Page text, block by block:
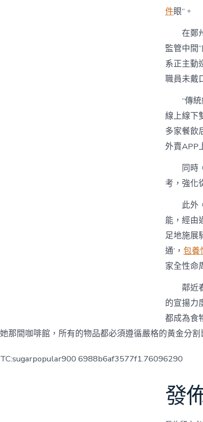
件眼”。
在鄭
監管中間
系正主動
職員未戴
“傳
線上線下
多家餐飲
外賣APP
同時
考，強化
此外
能，經由
足地施展
通’， 包養
家全性命
鄰近
的宣揚力
都成為食
她那間咖啡館，所有的物品都必須遵循嚴格的黃金分
TC:sugarpopular900 6988b6af3577f1.76096290
發